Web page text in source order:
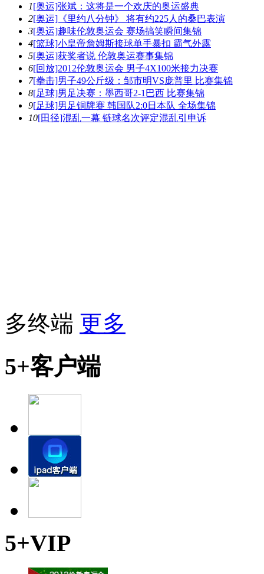
1[奥运]张斌：这将是一个欢庆的奥运盛典
2[奥运]《里约八分钟》 将有约225人的桑巴表演
3[奥运]趣味伦敦奥运会 赛场搞笑瞬间集锦
4[篮球]小皇帝詹姆斯接球单手暴扣 霸气外露
5[奥运]获奖者说 伦敦奥运赛事集锦
6[回放]2012伦敦奥运会 男子4X100米接力决赛
7[拳击]男子49公斤级：邹市明VS庞普里 比赛集锦
8[足球]男足决赛：墨西哥2-1巴西 比赛集锦
9[足球]男足铜牌赛 韩国队2:0日本队 全场集锦
10[田径]混乱一幕 链球名次评定混乱引申诉
多终端 更多
5+客户端
5+VIP